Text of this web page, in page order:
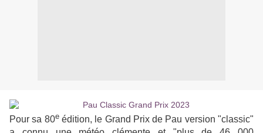
Pour sa 80eédition, le Grand Prix de Pau version "classic"